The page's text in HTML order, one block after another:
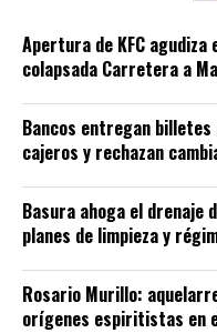
Apertura de KFC
colapsada Carretera a
Bancos entregan
cajeros y rechazan
Basura ahoga el drenaje
planes de limpieza y
Rosario Murillo:
orígenes espiritistas en